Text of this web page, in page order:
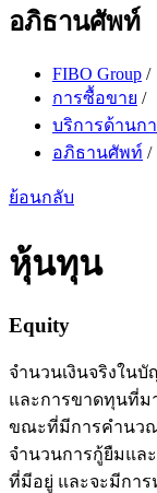
อภิธานศัพท์
FIBO Group /
การซื้อขาย /
บริการด้านก
อภิธานศัพท์ /
ย้อนกลับ
หุ้นทุน
Equity
จำนวนเงินจริงใน
และการขาดทุนที่ม
ขณะที่มีการคำนวณ
จำนวนการกู้ยืมแล
ที่มีอยู่ และจะมีกา